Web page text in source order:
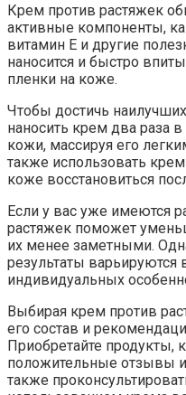
Крем против растяжек
активные компоненты,
витамин E и другие
наносится и быстро
пленки на коже.
Чтобы достичь
наносить крем два раза
кожи, массируя его
также использовать
коже восстановиться
Если у вас уже имеются
растяжек поможет
их менее заметными.
результаты варьируются
индивидуальных
Выбирая крем против
его состав и
Приобретайте продукты,
положительные отзывы
также